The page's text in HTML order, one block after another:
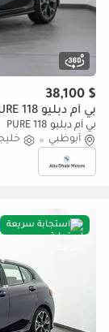
$ 38,100
بي أم دبليو 118 PURE
بي أم دبليو 118 PURE
أبوظبي
استجابة سريعة